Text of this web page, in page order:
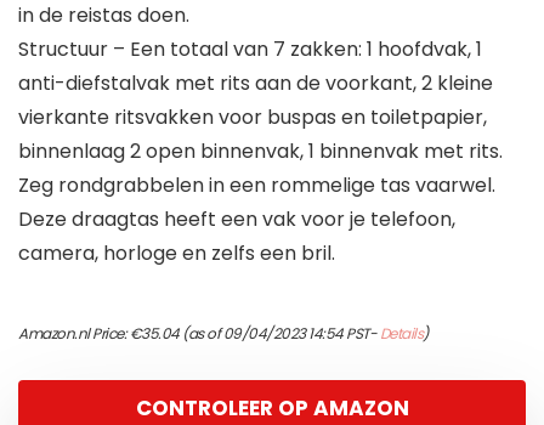
in de reistas doen.
Structuur – Een totaal van 7 zakken: 1 hoofdvak, 1
anti-diefstalvak met rits aan de voorkant, 2 kleine
vierkante ritsvakken voor buspas en toiletpapier,
binnenlaag 2 open binnenvak, 1 binnenvak met rits.
Zeg rondgrabbelen in een rommelige tas vaarwel.
Deze draagtas heeft een vak voor je telefoon,
camera, horloge en zelfs een bril.
Amazon.nl Price:€35.04(as of 09/04/2023 14:54 PST-Details)
CONTROLEER OP AMAZON